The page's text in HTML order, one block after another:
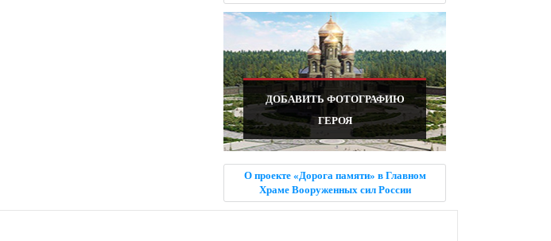
ДОБАВИТЬ ФОТОГРАФИЮ
ГЕРОЯ
О проекте «Дорога памяти» в Главном
Храме Вооруженных сил России